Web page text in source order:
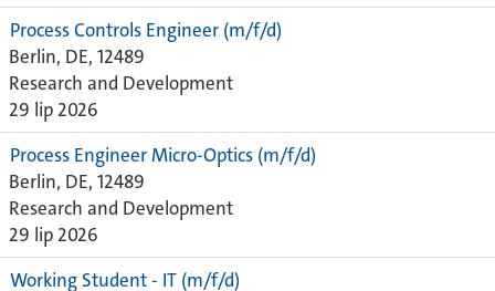
Process Controls Engineer (m/f/d)
Berlin, DE, 12489
Research and Development
29 lip 2026
Process Engineer Micro-Optics (m/f/d)
Berlin, DE, 12489
Research and Development
29 lip 2026
Working Student - IT (m/f/d)